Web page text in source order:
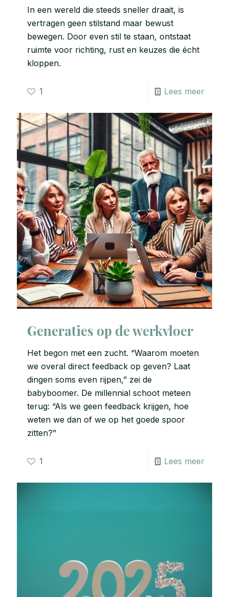
In een wereld die steeds sneller draait, is
vertragen geen stilstand maar bewust
bewegen. Door even stil te staan, ontstaat
ruimte voor richting, rust en keuzes die écht
kloppen.
1 Lees meer
Generaties op de werkvloer
Het begon met een zucht. “Waarom moeten
we overal direct feedback op geven? Laat
dingen soms even rijpen,” zei de
babyboomer. De millennial schoot meteen
terug: “Als we geen feedback krijgen, hoe
weten we dan of we op het goede spoor
zitten?”
1 Lees meer